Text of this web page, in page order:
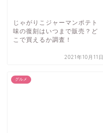
じゃがりこジャーマンポテト
味の復刻はいつまで販売？ど
こで買えるか調査！
2021年10月11日
グルメ